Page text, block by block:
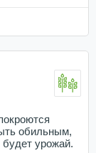
обильным,
будет урожай.